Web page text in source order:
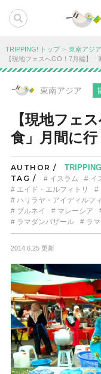
TRIPPING! トップ
東南アジ
【現地フェスへGO！7月編】
東南アジア
【現地フェ
食」月間に行
AUTHOR /
TAG / イスラム イ
エイド・エルフィトリ
ハリラヤ・アイディルフ
ブルネイ
マレーシア
ラマダンバザール
ラ
2014.6.25 更新